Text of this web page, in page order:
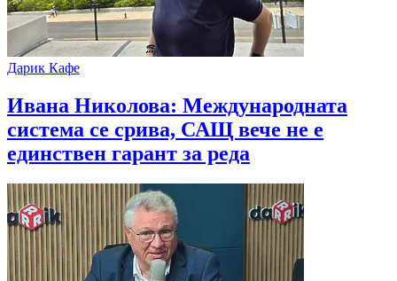
Дарик Кафе
Ивана Николова: Международната
система се срива, САЩ вече не е
единствен гарант за реда